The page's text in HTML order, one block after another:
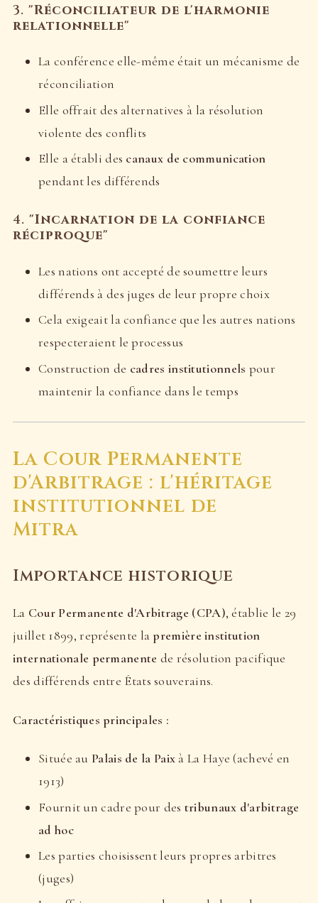
3. "Réconciliateur de l'harmonie
relationnelle"
La conférence elle-même était un mécanisme de
réconciliation
Elle offrait des alternatives à la résolution
violente des conflits
Elle a établi des canaux de communication
pendant les différends
4. "Incarnation de la confiance
réciproque"
Les nations ont accepté de soumettre leurs
différends à des juges de leur propre choix
Cela exigeait la confiance que les autres nations
respecteraient le processus
Construction de cadres institutionnels pour
maintenir la confiance dans le temps
La Cour Permanente
d'Arbitrage : l'héritage
institutionnel de
Mitra
Importance historique
La Cour Permanente d'Arbitrage (CPA), établie le 29
juillet 1899, représente lapremière institution
internationale permanente de résolution pacifique
des différends entre États souverains.
Caractéristiques principales :
Située au Palais de la Paix à La Haye (achevé en
1913)
Fournit un cadre pour des tribunaux d'arbitrage
ad hoc
Les parties choisissent leurs propres arbitres
(juges)